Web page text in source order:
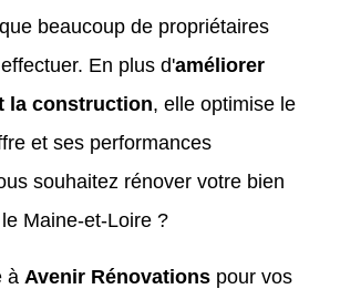
beaucoup de propriétaires
En plus d'améliorer
la construction, elle optimise le
et ses performances
souhaitez rénover votre bien
Maine-et-Loire ?
à Avenir Rénovations pour vos